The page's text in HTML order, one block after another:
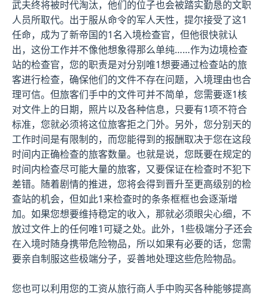
武夫终将被时代淘汰，他们的位子也会被踏实勤恳的文职
人员所取代。出于服从命令的军人天性，提尔接受了这1
任命，成为了新帝国的1名入境检查官，但他很快就认
出，这份工作并不像他想象得那么单纯……作为边境检查
站的检查官，您的职责是对分别唯1想要通过检查站的旅
客进行检查，确保他们的文件不存在问题，入境理由也合
理可信。但旅客们手中的文件可并不简单，您需要逐1核
对文件上的日期，照片以及各种信息，只要有1项不符合
标准，您就必须将这位旅客拒之门外。另外，您分别天的
工作时间是有限制的，而您能得到的报酬取决于您在这段
时间内正确检查的旅客数量。也就是说，您既要在规定的
时间内检查尽可能大量的旅客，又要保证在检查时不犯下
差错。随着剧情的推进，您将会得到晋升至更高级别的检
查站的机会，但如此1来检查时的条条框框也会逐渐增
加。如果您想要维持稳定的收入，那就必须眼尖心细，不
放过文件上的任何唯1可疑之处。此外，1些极端分子还会
在入境时随身携带危险物品，所以如果有必要的话，您需
要亲自制服这些极端分子，妥善地处理这些危险物品。
您也可以利用您的工资从旅行商人手中购买各种能够提高